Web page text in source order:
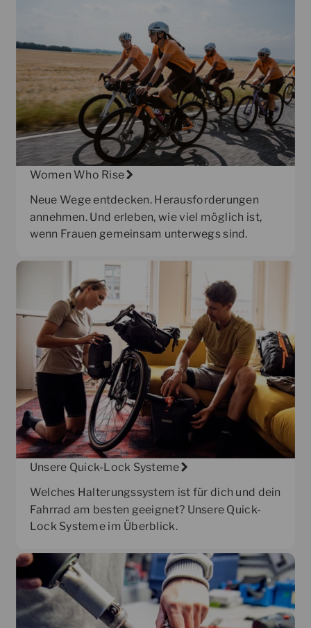
Women Who Rise
Neue Wege entdecken. Herausforderungen
annehmen. Und erleben, wie viel möglich ist,
wenn Frauen gemeinsam unterwegs sind.
Unsere Quick-Lock Systeme
Welches Halterungssystem ist für dich und dein
Fahrrad am besten geeignet? Unsere Quick-
Lock Systeme im Überblick.